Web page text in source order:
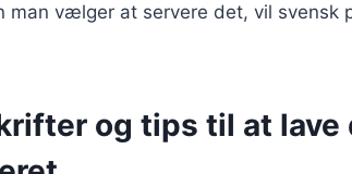
man vælger at servere det, vil
og tips til at